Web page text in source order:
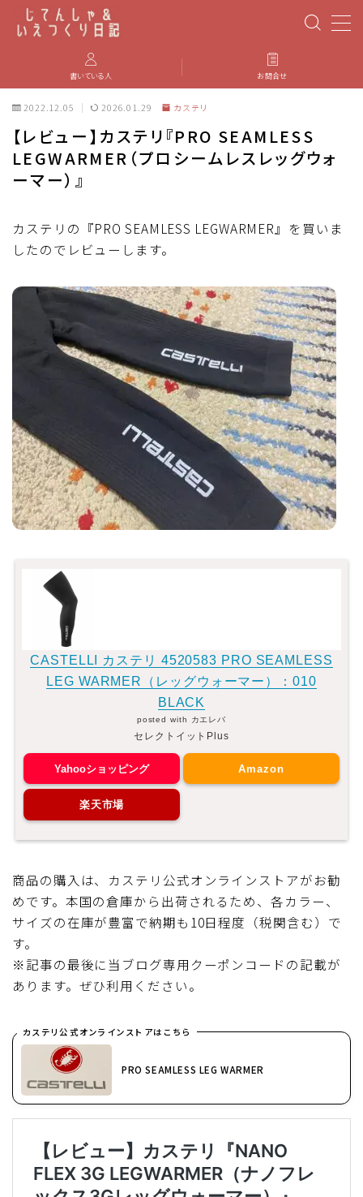
PBP(Paris-Brest-Paris)
エベレスティング
iGPSPORT
カステリ
ブルベ装備
Di2関連
ブルべレポート2025
ブルべレポート2024
ブルべレポート2023
ブルベレポート2022
ブルべレポート2021
ブルベレポート2019
ブルベレポート2018
ブルベレポート2017
ブルベレポート2016
ブルべレポート2015
ブルべレポート2014
ブルべレポート2012
書いている人 お問合せ
2022.12.05 2026.01.29 カステリ
【レビュー】カステリ『PRO SEAMLESS
LEGWARMER（プロシームレスレッグウォ
ーマー）』
カステリの『PRO SEAMLESS LEGWARMER』を買いま
したのでレビューします。
CASTELLI カステリ 4520583 PRO SEAMLESS
LEG WARMER（レッグウォーマー）：010
BLACK
posted with カエレバ
セレクトイットPlus
Yahooショッピング Amazon
楽天市場
商品の購入は、カステリ公式オンラインストアがお勧
めです。本国の倉庫から出荷されるため、各カラー、
サイズの在庫が豊富で納期も10日程度（税関含む）で
す。
※記事の最後に当ブログ専用クーポンコードの記載が
あります。ぜひ利用ください。
カステリ公式オンラインストアはこちら
PRO SEAMLESS LEG WARMER